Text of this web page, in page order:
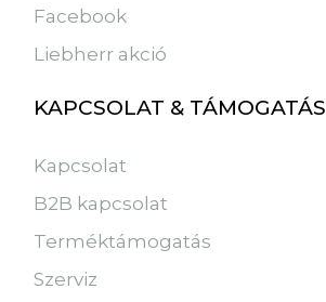
Facebook
Liebherr akció
KAPCSOLAT & TÁMOGATÁS
Kapcsolat
B2B kapcsolat
Terméktámogatás
Szerviz